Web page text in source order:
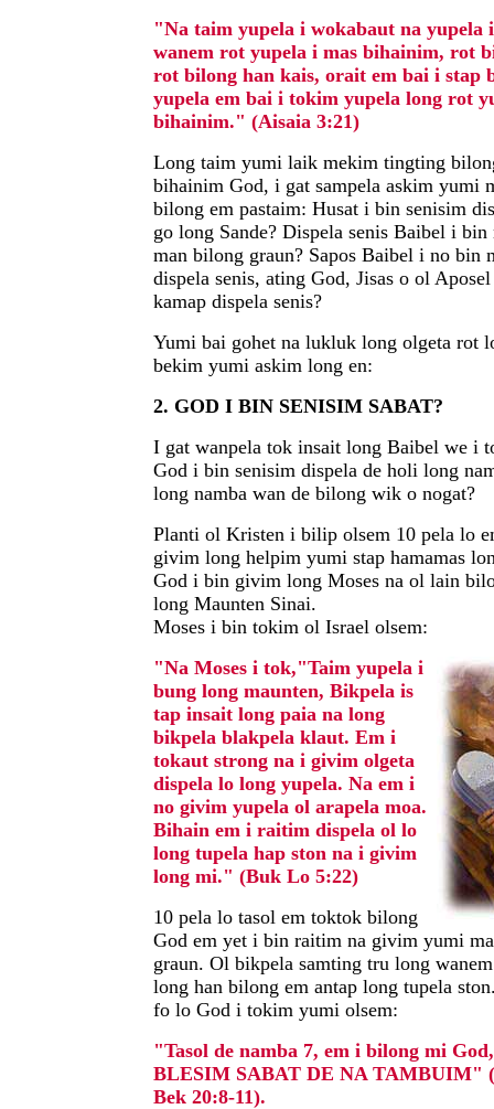
"Na taim yupela i wokabaut na yupela
wanem rot yupela i mas bihainim, rot
rot bilong han kais, orait em bai i stap
yupela em bai i tokim yupela long rot
bihainim." (Aisaia 3:21)
Long taim yumi laik mekim tingting
bihainim God, i gat sampela askim yumi
bilong em pastaim: Husat i bin senisim
go long Sande? Dispela senis Baibel i
man bilong graun? Sapos Baibel i no bin
dispela senis, ating God, Jisas o ol
kamap dispela senis?
Yumi bai gohet na lukluk long olgeta rot
bekim yumi askim long en:
2. GOD I BIN SENISIM SABAT?
I gat wanpela tok insait long Baibel we i
God i bin senisim dispela de holi long
long namba wan de bilong wik o nogat?
Planti ol Kristen i bilip olsem 10 pela lo
givim long helpim yumi stap hamamas
God i bin givim long Moses na ol lain
long Maunten Sinai.
Moses i bin tokim ol Israel olsem:
"Na Moses i tok,"Taim yupela i
bung long maunten, Bikpela is
tap insait long paia na long
bikpela blakpela klaut. Em i
tokaut strong na i givim olgeta
dispela lo long yupela. Na em i
no givim yupela ol arapela moa.
Bihain em i raitim dispela ol lo
long tupela hap ston na i givim
long mi." (Buk Lo 5:22)
10 pela lo tasol em toktok bilong
God em yet i bin raitim na givim yumi
graun. Ol bikpela samting tru long
long han bilong em antap long tupela
fo lo God i tokim yumi olsem:
"Tasol de namba 7, em i bilong mi
BLESIM SABAT DE NA TAMBUIM"
Bek 20:8-11).